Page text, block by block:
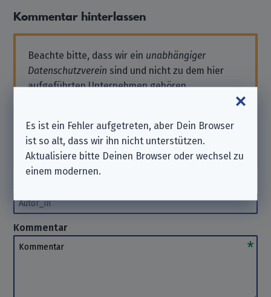
Kommentar hinterlassen
Beachte bitte, dass wir ein unabhängiger
Datenschutzverein sind und nicht zu dem hier
aufgeführten Unternehmen gehören.
an das Unternehmen. Wir können Dir hierbei
nicht helfen. Danke für Dein Verständnis.
Autor_in
Kommentar
Kommentar
Es ist ein Fehler aufgetreten, aber Dein Browser
ist so alt, dass wir ihn nicht unterstützen.
Aktualisiere bitte Deinen Browser oder wechsel zu
einem modernen.